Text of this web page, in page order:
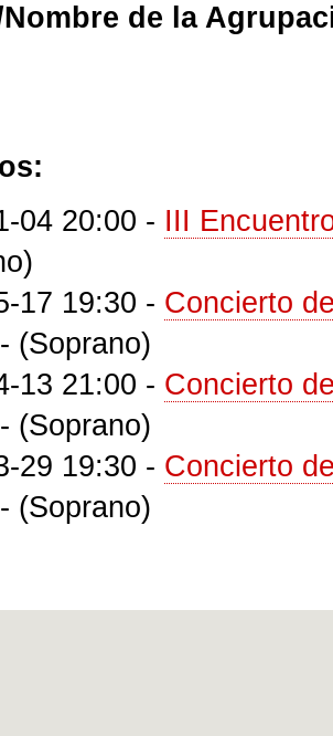
de la
04 20:00 - III
17 19:30 - Concierto
- (Soprano)
13 21:00 - Concierto
- (Soprano)
29 19:30 - Concierto
- (Soprano)